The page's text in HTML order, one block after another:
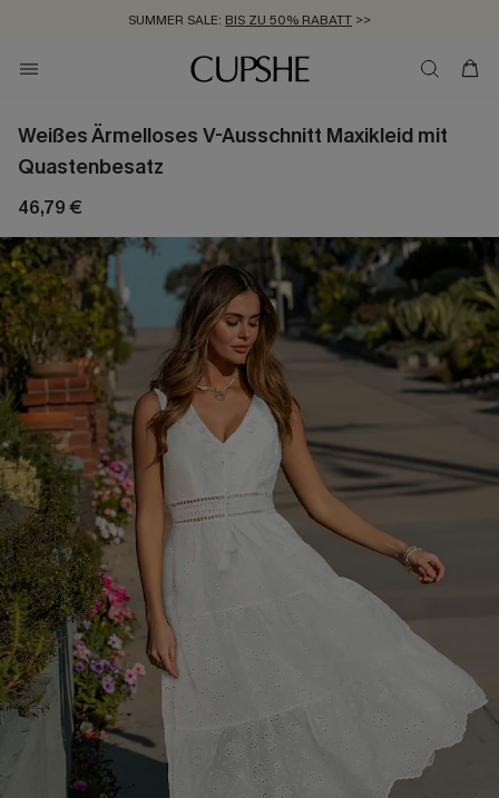
SUMMER SALE: BIS ZU 50% RABATT >>
ZUM NEWSLETTER:BIS ZU -20% EXTRA ERHALTEN
KOSTENLOSER VERSAND AB 89 €
Weißes Ärmelloses V-Ausschnitt Maxikleid mit
Quastenbesatz
46,79 €